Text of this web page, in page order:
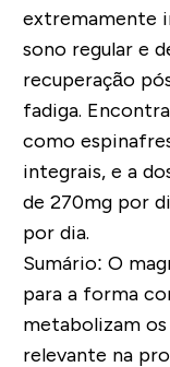
extremamente
sono regular e
recuperação
fadiga.
como
integrais, e a
de 270mg por
por dia.
Sumário: O
para a forma
metabolizam
relevante na